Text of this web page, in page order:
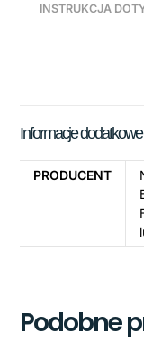
INSTRUKCJA
Informacje dodatkowe
PRODUCENT
Podobne